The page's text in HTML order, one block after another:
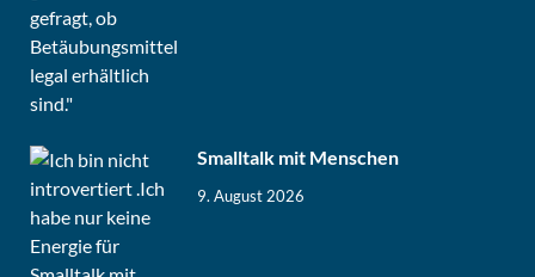
Smalltalk mit Menschen
9. August 2026